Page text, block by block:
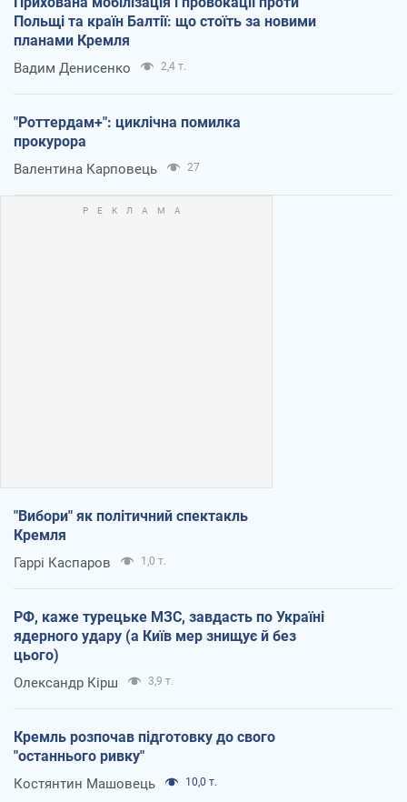
Польщі та країн Балтії: що стоїть за новими
планами Кремля
Вадим Денисенко 2,4 т.
"Роттердам+": циклічна помилка
прокурора
Валентина Карповець 27
"Вибори" як політичний спектакль
Кремля
Гаррі Каспаров 1,0 т.
РФ, каже турецьке МЗС, завдасть по Україні
ядерного удару (а Київ мер знищує й без
цього)
Олександр Кірш 3,9 т.
Кремль розпочав підготовку до свого
"останнього ривку"
Костянтин Машовець 10,0 т.